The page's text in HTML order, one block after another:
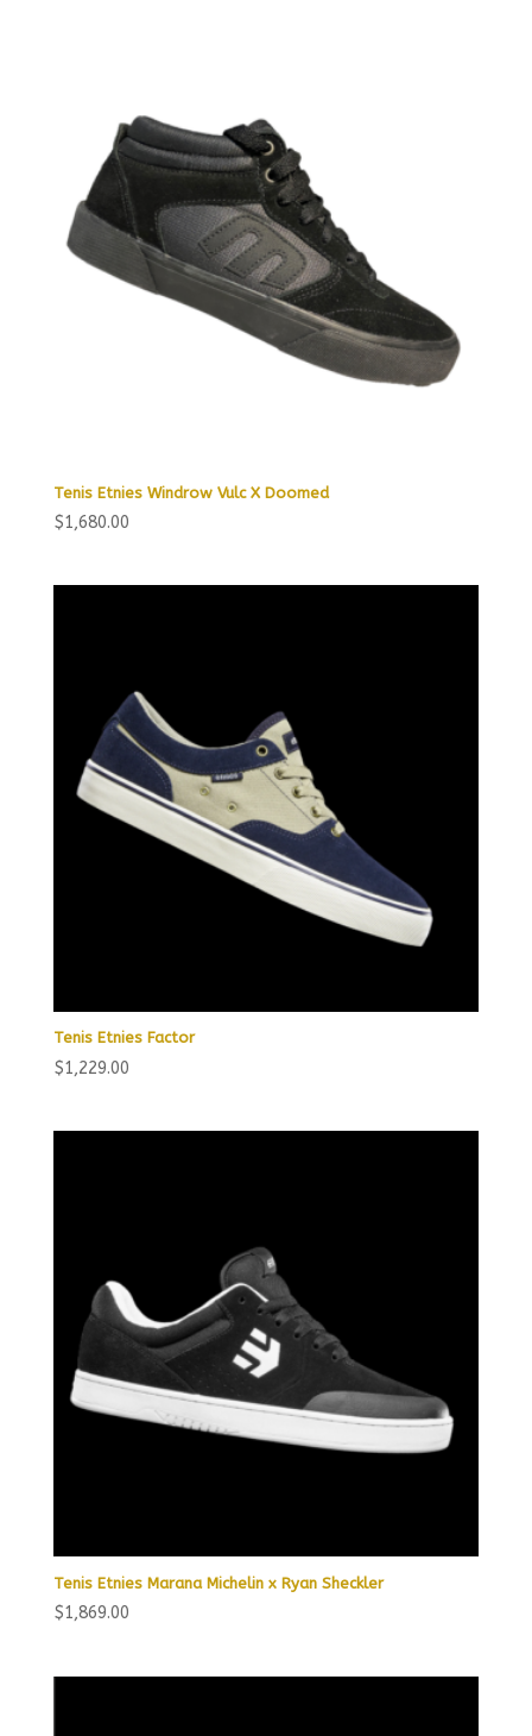
Tenis Etnies Windrow Vulc X Doomed
$1,680.00
Tenis Etnies Factor
$1,229.00
Tenis Etnies Marana Michelin x Ryan Sheckler
$1,869.00